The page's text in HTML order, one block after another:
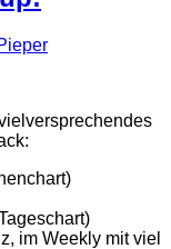
im Weekly mit viel